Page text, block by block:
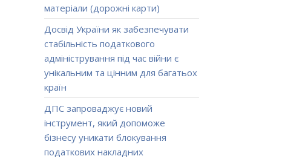
матеріали (дорожні карти)
Досвід України як забезпечувати
стабільність податкового
адміністрування під час війни є
унікальним та цінним для багатьох
країн
ДПС запроваджує новий
інструмент, який допоможе
бізнесу уникати блокування
податкових накладних